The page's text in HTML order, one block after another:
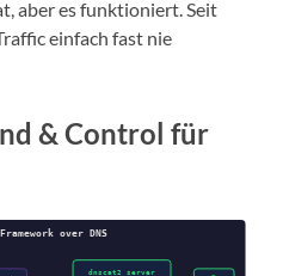
aber es funktioniert. Seit
einfach fast nie
& Control für